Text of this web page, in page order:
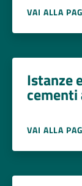
VAI ALLA
Istanze
VAI ALLA